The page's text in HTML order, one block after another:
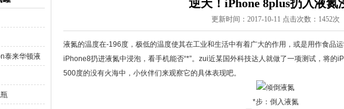
泰来华顿液
逆天！iPhone 8plus扔入液氮
更新时间：2017-10-11 点击次数：1452次
液氮的温度在-196度，极低的温度使其在工业和生活中有着广大的作用，或是用作食品
iPhone8扔进液氮中浸泡，看手机能否“*”。zui近某国外科技达人就做了一项测试，将的
500度的没有火海中，小伙伴们来观察它的具体表现吧。
*步：倒入液氮